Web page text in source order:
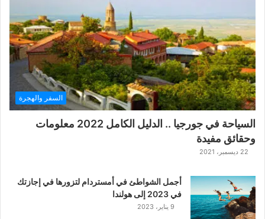
ر
ب
ا
ل
ت
ت
ا
ا
ل
ا
س
ي
ك
السفر والهجرة
السياحة في جورجيا .. الدليل الكامل 2022 معلومات
وحقائق مفيدة
22 ديسمبر، 2021
أجمل الشواطئ في أمستردام لتزورها في إجازتك
في 2023 إلى هولندا
9 يناير، 2023